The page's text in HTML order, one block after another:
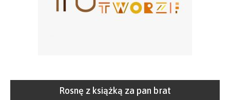
Rosnę z książką za pan brat